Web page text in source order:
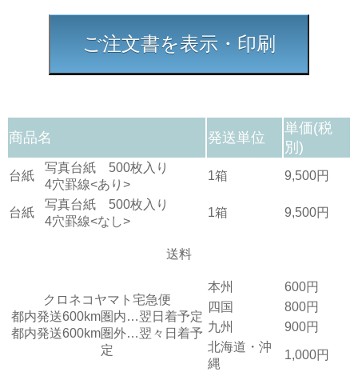
ご注文書を表示・印刷
商品名 発送単位
単価(税
別)
台紙
写真台紙 500枚入り
4穴罫線<あり>
1箱 9,500円
台紙
写真台紙 500枚入り
4穴罫線<なし>
1箱 9,500円
送料
クロネコヤマト宅急便
都内発送600km圏内…翌日着予定
都内発送600km圏外…翌々日着予
定
本州
600円
四国
800円
九州
900円
北海道・沖
縄
1,000円